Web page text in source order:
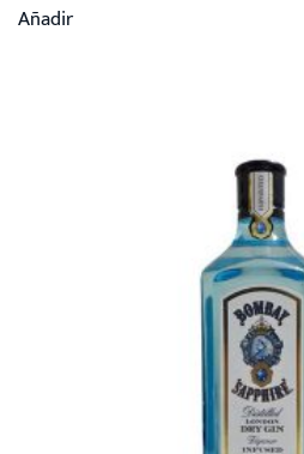
Añadir